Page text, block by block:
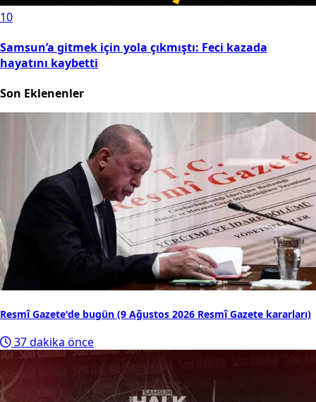
10
Samsun’a gitmek için yola çıkmıştı: Feci kazada
hayatını kaybetti
Son Eklenenler
Resmî Gazete'de bugün (9 Ağustos 2026 Resmî Gazete kararları)
37 dakika önce